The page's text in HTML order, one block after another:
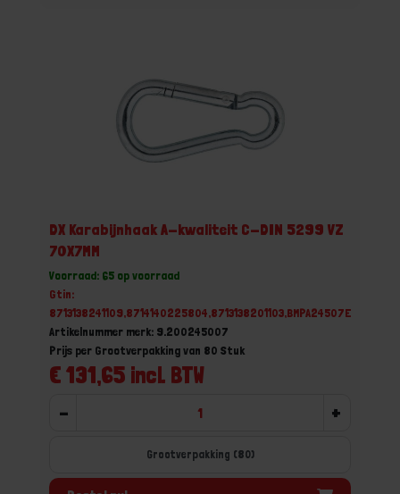
DX Karabijnhaak A-kwaliteit C-DIN 5299 VZ
70X7MM
Voorraad: 65 op voorraad
Gtin:
8713138241109,8714140225804,8713138201103,BMPA24507E
Artikelnummer merk: 9.200245007
€ 131,65 incl. BTW
Prijs per Grootverpakking van 80 Stuk
- +
Grootverpakking (80)